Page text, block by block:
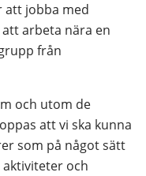
att jobba med
arbeta nära en
från
och utom de
att vi ska kunna
som på något sätt
och